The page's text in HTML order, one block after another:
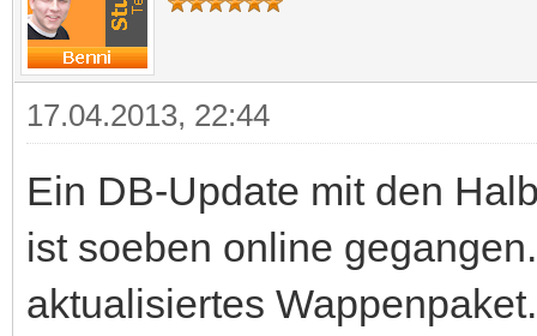
17.04.2013, 22:44
Ein DB-Update mit den
ist soeben online
aktualisiertes Wappenpaket.